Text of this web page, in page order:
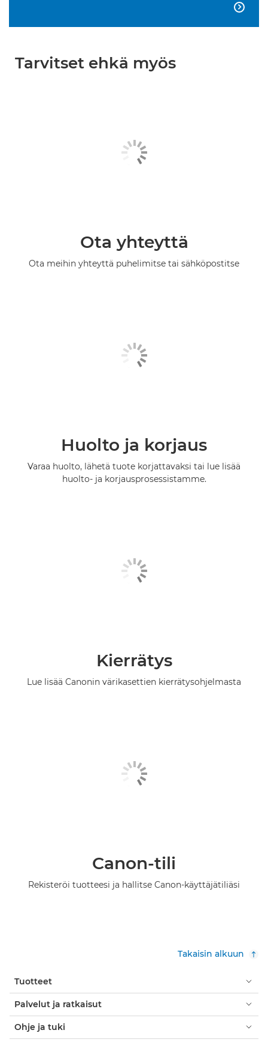

Tarvitset ehkä myös
Ota yhteyttä
Ota meihin yhteyttä puhelimitse tai sähköpostitse
Huolto ja korjaus
Varaa huolto, lähetä tuote korjattavaksi tai lue lisää
huolto- ja korjausprosessistamme.
Kierrätys
Lue lisää Canonin värikasettien kierrätysohjelmasta
Canon-tili
Rekisteröi tuotteesi ja hallitse Canon-käyttäjätiliäsi
Takaisin alkuun
Tuotteet
Palvelut ja ratkaisut
Ohje ja tuki